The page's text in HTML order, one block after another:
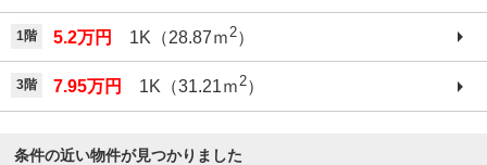
1階 5.2万円 1K（28.87ｍ2）
3階 7.95万円 1K（31.21ｍ2）
条件の近い物件が見つかりました